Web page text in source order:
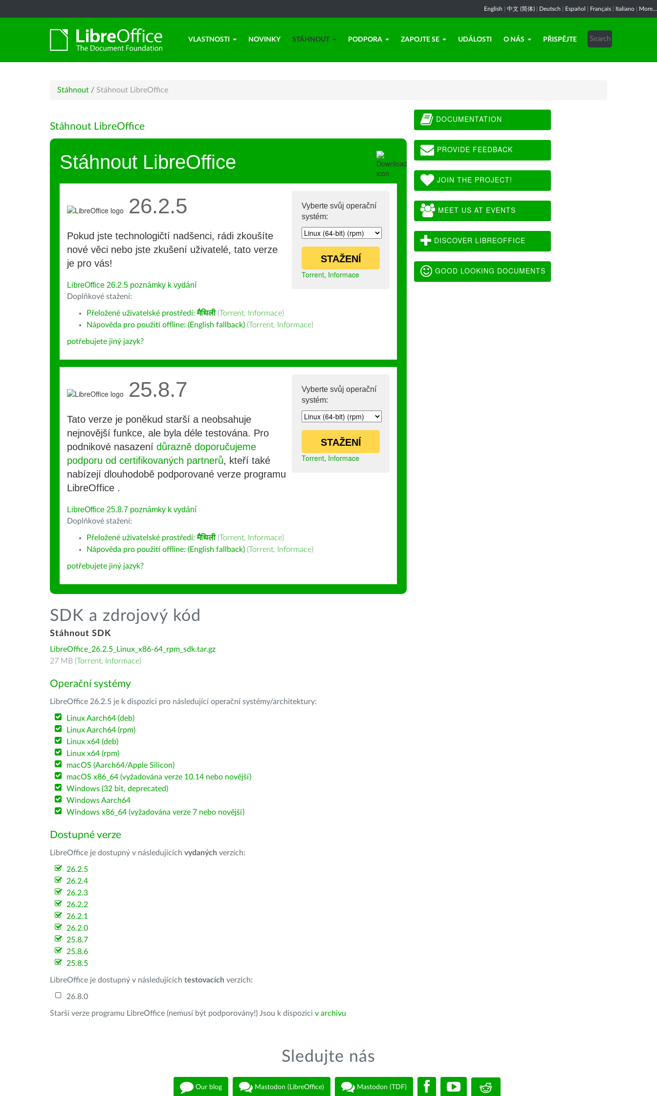
English 中文 (简体) Deutsch Español Français Italiano More...
VLASTNOSTI NOVINKY STÁHNOUT PODPORA ZAPOJTE SE UDÁLOSTI O NÁS PŘISPĚJTE
Stáhnout / Stáhnout LibreOffice
Stáhnout LibreOffice
Stáhnout LibreOffice
Vyberte svůj operační
systém:
STAŽENÍ
Torrent, Informace
26.2.5
Pokud jste technologičtí nadšenci, rádi zkoušíte
nové věci nebo jste zkušení uživatelé, tato verze
je pro vás!
LibreOffice 26.2.5 poznámky k vydání
Doplňkové stažení:
Přeložené uživatelské prostředí:मैथिली (Torrent, Informace)
Nápověda pro použití offline: (English fallback) (Torrent, Informace)
potřebujete jiný jazyk?
Vyberte svůj operační
systém:
STAŽENÍ
Torrent, Informace
25.8.7
Tato verze je poněkud starší a neobsahuje
nejnovější funkce, ale byla déle testována. Pro
podnikové nasazení důrazně doporučujeme
podporu od certifikovaných partnerů, kteří také
nabízejí dlouhodobě podporované verze programu
LibreOffice .
LibreOffice 25.8.7 poznámky k vydání
Doplňkové stažení:
Přeložené uživatelské prostředí:मैथिली (Torrent, Informace)
Nápověda pro použití offline: (English fallback) (Torrent, Informace)
potřebujete jiný jazyk?
SDK a zdrojový kód
Stáhnout SDK
LibreOffice_26.2.5_Linux_x86-64_rpm_sdk.tar.gz
27 MB (Torrent, Informace)
Operační systémy
LibreOffice 26.2.5 je k dispozici pro následující operační systémy/architektury:
Linux Aarch64 (deb)
Linux Aarch64 (rpm)
Linux x64 (deb)
Linux x64 (rpm)
macOS (Aarch64/Apple Silicon)
macOS x86_64 (vyžadována verze 10.14 nebo novější)
Windows (32 bit, deprecated)
Windows Aarch64
Windows x86_64 (vyžadována verze 7 nebo novější)
Dostupné verze
LibreOffice je dostupný v následujících vydaných verzích:
26.2.5
26.2.4
26.2.3
26.2.2
26.2.1
26.2.0
25.8.7
25.8.6
25.8.5
LibreOffice je dostupný v následujících testovacích verzích:
26.8.0
Starší verze programu LibreOffice (nemusí být podporovány!) Jsou k dispozici v archivu
DOCUMENTATION
PROVIDE FEEDBACK
JOIN THE PROJECT!
MEET US AT EVENTS
DISCOVER LIBREOFFICE
GOOD LOOKING DOCUMENTS
Sledujte nás
Our blog Mastodon (LibreOffice) Mastodon (TDF)